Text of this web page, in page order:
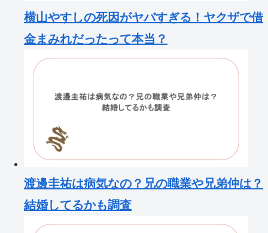
横山やすしの死因がヤバすぎる！ヤクザで借
金まみれだったって本当？
渡邊圭祐は病気なの？兄の職業や兄弟仲は？
結婚してるかも調査